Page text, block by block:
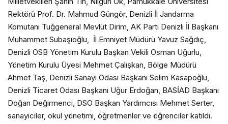
Rektörü Prof. Dr. Mahmud Güngör, Denizli İl Jandarma
Komutanı Tuğgeneral Mevlüt Dirim, AK Parti Denizli İl Başkanı
Muhammet Subaşıoğlu, İl Emniyet Müdürü Yavuz Sağdıç,
Denizli OSB Yönetim Kurulu Başkan Vekili Osman Uğurlu,
Yönetim Kurulu Üyesi Mehmet Çalışkan, Bölge Müdürü
Ahmet Taş, Denizli Sanayi Odası Başkanı Selim Kasapoğlu,
Denizli Ticaret Odası Başkanı Uğur Erdoğan, BASİAD Başkanı
Doğan Değirmenci, DSO Başkan Yardımcısı Mehmet Serter,
sanayiciler, okul yönetimi, öğretmenler ve öğrenciler katıldı.